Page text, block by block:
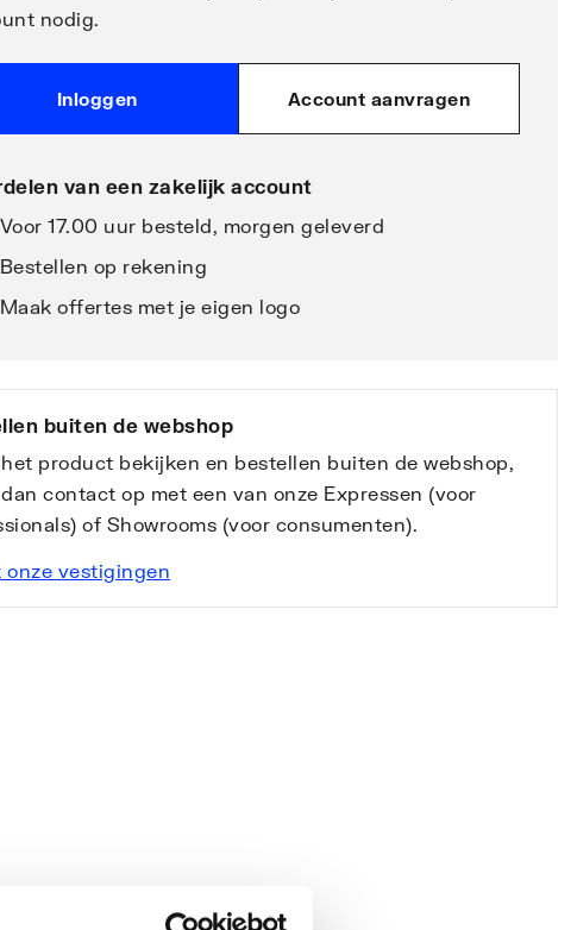
nodig.
Inloggen Account aanvragen
van een zakelijk account
Voor 17.00 uur besteld, morgen geleverd
Bestellen op rekening
Maak offertes met je eigen logo
buiten de webshop
product bekijken en bestellen buiten de webshop,
contact op met een van onze Expressen (voor
of Showrooms (voor consumenten).
onze vestigingen